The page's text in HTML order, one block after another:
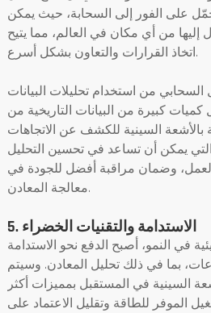
على الفور إلى السحابة، حيث يمكن
من أي مكان في العالم، مما يتيح
اتخاذ القرارات والتعاون بشكل أسرع.
من استخدام تحليلات البيانات
كبيرة من البيانات التاريخية من
بالأشعة السينية للكشف عن الاتجاهات
يمكن أن تساعد في تحسين التحليل
وضمان مراقبة أفضل للجودة في
معالجة المعادن.
5. الاستدامة والتقنيات الخضراء
في النمو، أصبح الدفع نحو الاستدامة
بما في ذلك تحليل المعادن. وسيتم
السينية في المستقبل بمميزات أكثر
الموفر للطاقة وتقليل الاعتماد على